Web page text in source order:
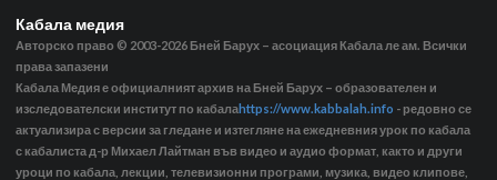
Кабала медия
Авторско право © 2003-2026 Бней Барух – асоциация Кабала ле ам. Всички
права запазени
Кабала Медия е официалният архив на Бней Барух – образователен и
изследователски институт по кабалаhttps://www.kabbalah.info - редовно се
актуализира с версии за гледане и изтегляне на ежедневния урок по кабала
с кабалиста д-р Михаел Лайтман във видео и аудио формат, както и други
уроци по кабала, лекции, телевизионни програми, музика, видео клипове,